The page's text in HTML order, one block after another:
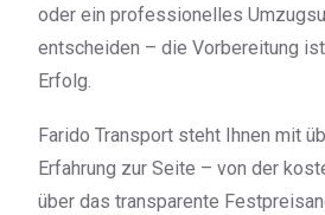
oder ein professionelles
entscheiden – die Vorbereitung
Erfolg.
Farido Transport steht Ihnen mit
Erfahrung zur Seite – von der
über das transparente